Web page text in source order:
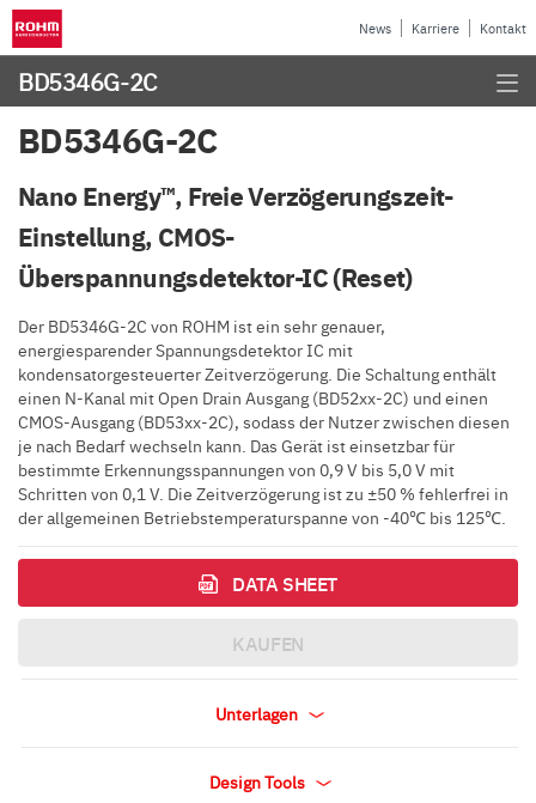
News Karriere Kontakt
BD5346G-2C
BD5346G-2C
Nano Energy™, Freie Verzögerungszeit-
Einstellung, CMOS-
Überspannungsdetektor-IC (Reset)
Der BD5346G-2C von ROHM ist ein sehr genauer,
energiesparender Spannungsdetektor IC mit
kondensatorgesteuerter Zeitverzögerung. Die Schaltung enthält
einen N-Kanal mit Open Drain Ausgang (BD52xx-2C) und einen
CMOS-Ausgang (BD53xx-2C), sodass der Nutzer zwischen diesen
je nach Bedarf wechseln kann. Das Gerät ist einsetzbar für
bestimmte Erkennungsspannungen von 0,9 V bis 5,0 V mit
Schritten von 0,1 V. Die Zeitverzögerung ist zu ±50 % fehlerfrei in
der allgemeinen Betriebstemperaturspanne von -40℃ bis 125℃.
DATA SHEET
KAUFEN
Unterlagen
Design Tools